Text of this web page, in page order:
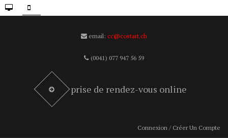
email:cc@costart.ch
(0041) 077 947 56 59
prise de rendez-vous online
Connexion / Créer Un Compte